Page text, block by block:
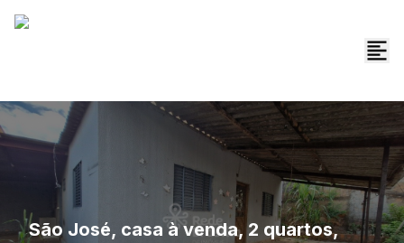
São José, casa à venda, 2 quartos,